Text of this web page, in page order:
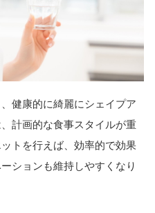
健康的に綺麗にシェイプア
計画的な食事スタイルが重
トを行えば、効率的で効果
ションも維持しやすくなり